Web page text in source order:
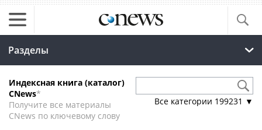
Разделы
Индексная книга (каталог)
CNews*
Получите все материалы
CNews по ключевому слову
Все категории 199231 ▼